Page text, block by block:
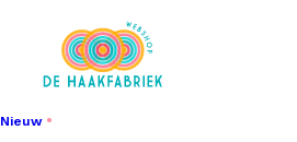
Nieuw